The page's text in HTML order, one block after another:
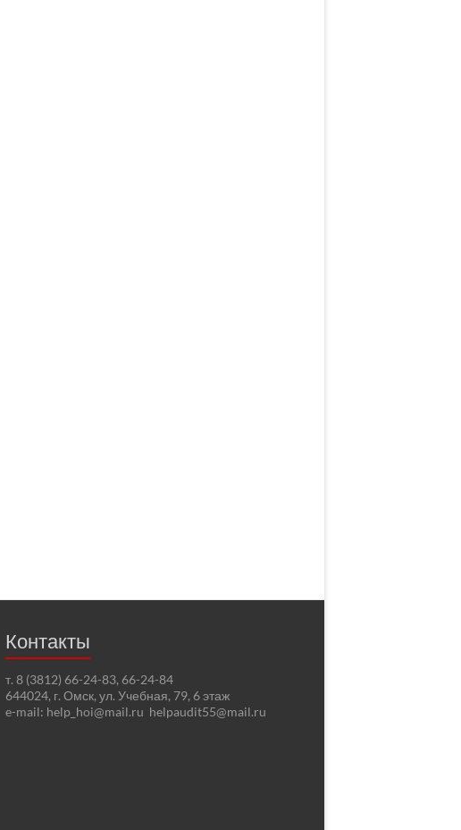
Контакты
т. 8 (3812) 66-24-83, 66-24-84
644024, г. Омск, ул. Учебная, 79, 6 этаж
e-mail: help_hoi@mail.ru helpaudit55@mail.ru